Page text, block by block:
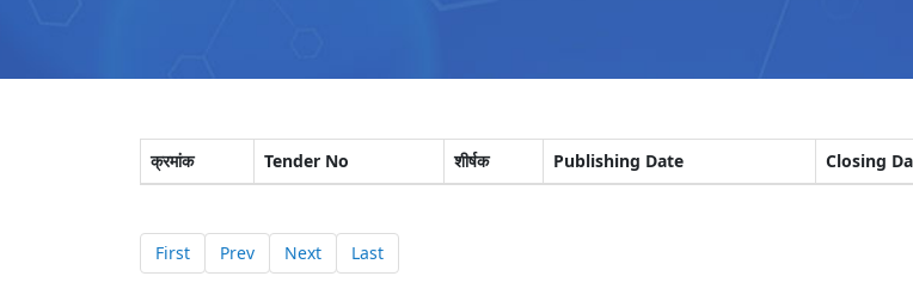
क्रमांक Tender No शीर्षक Publishing Date Closing
First Prev Next Last